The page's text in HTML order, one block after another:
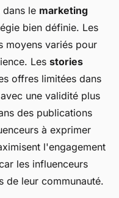
le marketing
bien définie. Les
moyens variés pour
Les stories
offres limitées dans
une validité plus
des publications
à exprimer
l'engagement
les influenceurs
de leur communauté.